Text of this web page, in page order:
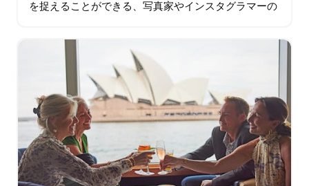
を捉えることができる、写真家やインスタグラマーの